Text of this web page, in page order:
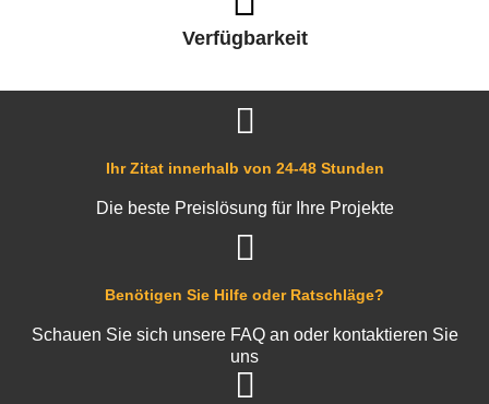
Verfügbarkeit
Benötigen Sie Hilfe oder Ratschläge?
Schauen Sie sich unsere FAQ an oder kontaktieren Sie
uns
Ihr Zitat innerhalb von 24-48 Stunden
Die beste Preislösung für Ihre Projekte